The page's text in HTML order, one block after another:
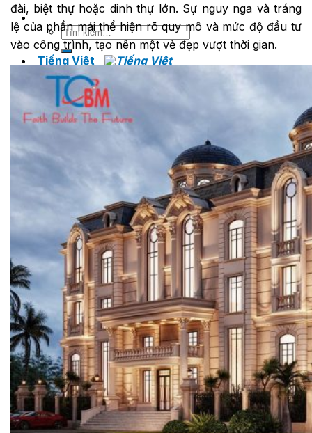
Tìm
kiếm:
Tiếng Việt
Tiếng Việt
English
Tìm
đài, biệt thự hoặc dinh thự lớn. Sự nguy nga và tráng
lệ của phần mái thể hiện rõ quy mô và mức độ đầu tư
vào công trình, tạo nên một vẻ đẹp vượt thời gian.